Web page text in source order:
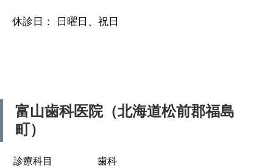
休診日： 日曜日、祝日
富山歯科医院（北海道松前郡福島
町）
診療科目
歯科